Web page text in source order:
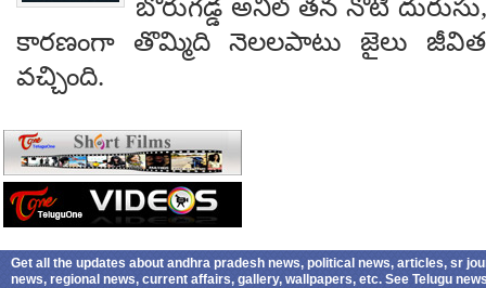
బోరుగడ్డ అనిల్ తన నోటి
కారణంగా తొమ్మిది నెలలపాటు జైలు
వచ్చింది.
Get all the updates about andhra pradesh news, political news, articles, sr
news, regional news, current affairs, gallery, wallpapers, etc. See Telugu